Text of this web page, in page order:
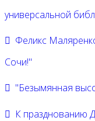
универсальной
Феликс
Сочи!"
"Безымянная
К празднованию